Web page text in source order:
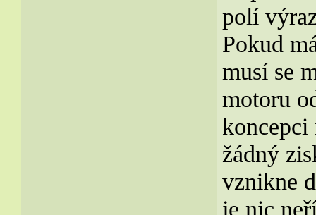
polí
Pokud
musí se
motoru
koncepci
žádný
vznikne
je nic